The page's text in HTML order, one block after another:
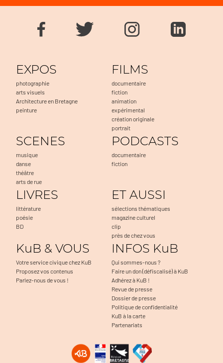
EXPOS
photographie
arts visuels
Architecture en Bretagne
peinture
FILMS
documentaire
fiction
animation
expérimental
création originale
portrait
SCENES
musique
danse
théâtre
arts de rue
PODCASTS
documentaire
fiction
LIVRES
littérature
poésie
BD
ET AUSSI
sélections thématiques
magazine culturel
clip
près de chez vous
KuB & VOUS
Votre service civique chez KuB
Proposez vos contenus
Parlez-nous de vous !
INFOS KuB
Qui sommes-nous ?
Faire un don (défiscalisé) à KuB
Adhérez à KuB !
Revue de presse
Dossier de presse
Politique de confidentialité
KuB à la carte
Partenariats